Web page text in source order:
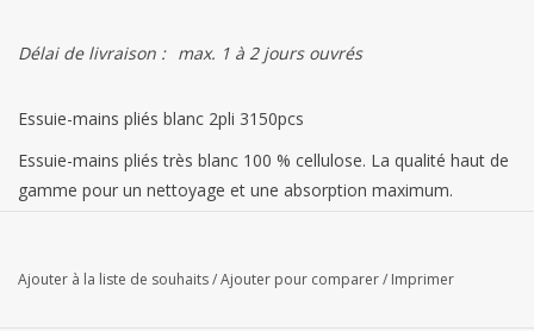
Délai de livraison : max. 1 à 2 jours ouvrés
Essuie-mains pliés blanc 2pli 3150pcs
Essuie-mains pliés très blanc 100 % cellulose. La qualité haut de
gamme pour un nettoyage et une absorption maximum.
(ÉGALEMENT COMPATIBLE AVEC LES DISTRIBUTEURS TORK
Ajouter à la liste de souhaits/Ajouter pour comparer/ Imprimer